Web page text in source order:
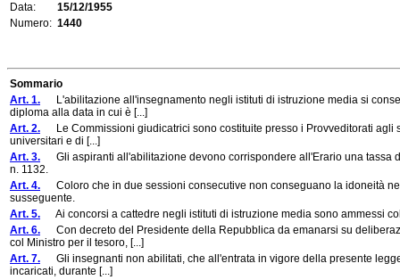
Data:
15/12/1955
Numero: 1440
Sommario
Art. 1. L'abilitazione all'insegnamento negli istituti di istruzione media si
diploma alla data in cui è [...]
Art. 2. Le Commissioni giudicatrici sono costituite presso i Provveditorati agli
universitari e di [...]
Art. 3. Gli aspiranti all'abilitazione devono corrispondere all'Erario una tassa
n. 1132.
Art. 4. Coloro che in due sessioni consecutive non conseguano la idoneità
susseguente.
Art. 5. Ai concorsi a cattedre negli istituti di istruzione media sono ammessi
Art. 6. Con decreto del Presidente della Repubblica da emanarsi su
col Ministro per il tesoro, [...]
Art. 7. Gli insegnanti non abilitati, che all'entrata in vigore della presente
incaricati, durante [...]